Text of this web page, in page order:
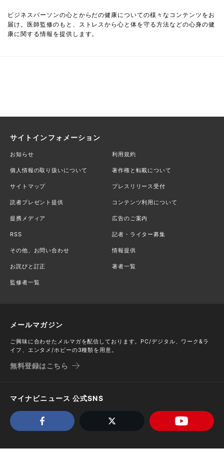
ビジネスパーソンの心とからだの健康についての様々なコンテンツをお
届け。医師監修のもと、ストレスから心と体を守る方法などの心身の健
康に関する情報を提供します。
サイトインフォメーション
お知らせ 利用規約
個人情報の取り扱いについて 著作権と転載について
サイトマップ プレスリリース受付
読者プレゼント提供 コンテンツ利用について
提携メディア 広告のご案内
RSS 記者・ライター募集
その他、お問い合わせ 情報提供
お詫びと訂正 著者一覧
監修者一覧
メールマガジン
ご興味に合わせたメルマガを配信しております。PC/デジタル、ワーク&ラ
イフ、エンタメ/ホビーの3種類を用意。
無料登録はこちら
マイナビニュース 公式SNS